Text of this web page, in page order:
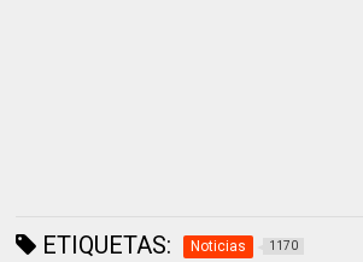
ETIQUETAS: Noticias 1170